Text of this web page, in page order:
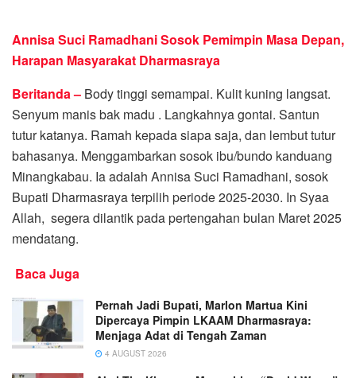
Annisa Suci Ramadhani Sosok Pemimpin Masa Depan,
Harapan Masyarakat Dharmasraya
Beritanda – Body tinggi semampai. Kulit kuning langsat.
Senyum manis bak madu . Langkahnya gontai. Santun
tutur katanya. Ramah kepada siapa saja, dan lembut tutur
bahasanya. Menggambarkan sosok ibu/bundo kanduang
Minangkabau. Ia adalah Annisa Suci Ramadhani, sosok
Bupati Dharmasraya terpilih periode 2025-2030. In Syaa
Allah, segera dilantik pada pertengahan bulan Maret 2025
mendatang.
Baca Juga
Pernah Jadi Bupati, Marlon Martua Kini
Dipercaya Pimpin LKAAM Dharmasraya:
Menjaga Adat di Tengah Zaman
4 AUGUST 2026